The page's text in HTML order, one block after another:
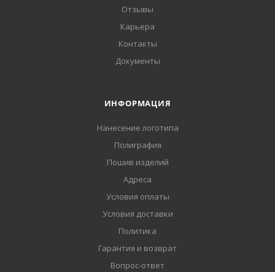
Отзывы
Карьера
Контакты
Документы
ИНФОРМАЦИЯ
Нанесение логотипа
Полиграфия
Пошив изделий
Адреса
Условия оплаты
Условия доставки
Политика
Гарантия и возврат
Вопрос-ответ